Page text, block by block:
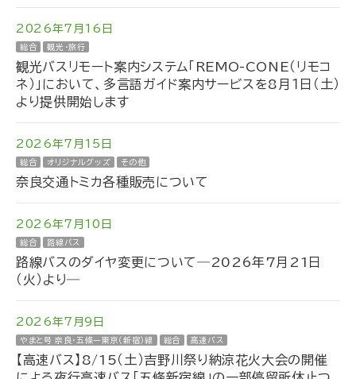
2026年7月16日
総合 観光・旅行
観光バスリモート案内システム「REMO-CONE（リモコ
ネ）」において、多言語ガイド案内サービスを8月１日（土）
より提供開始します
2026年7月15日
総合 オリジナルグッズ その他
奈良交通トミカ各種販売について
2026年7月10日
総合 路線バス
路線バスのダイヤ変更について―2026年7月21日
（火）より―
2026年7月9日
やまと号 奈良・五條ー東京（新宿）線 総合 高速バス
【高速バス】8/15（土）吉野川祭り納涼花火大会の開催